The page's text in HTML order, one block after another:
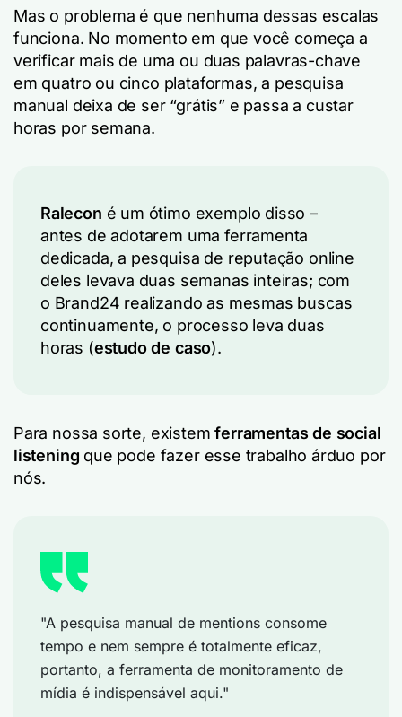
Mas o problema é que nenhuma dessas escalas
funciona. No momento em que você começa a
verificar mais de uma ou duas palavras-chave
em quatro ou cinco plataformas, a pesquisa
manual deixa de ser “grátis” e passa a custar
horas por semana.
Ralecon é um ótimo exemplo disso –
antes de adotarem uma ferramenta
dedicada, a pesquisa de reputação online
deles levava duas semanas inteiras; com
o Brand24 realizando as mesmas buscas
continuamente, o processo leva duas
horas (estudo de caso).
Para nossa sorte, existemferramentas de social
listening que pode fazer esse trabalho árduo por
nós.
"A pesquisa manual de mentions consome
tempo e nem sempre é totalmente eficaz,
portanto, a ferramenta de monitoramento de
mídia é indispensável aqui."